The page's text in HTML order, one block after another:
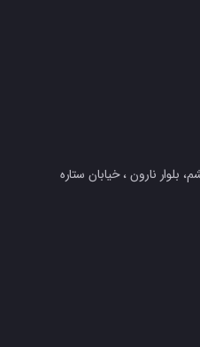
بلوار نارون ، خیابان ستاره